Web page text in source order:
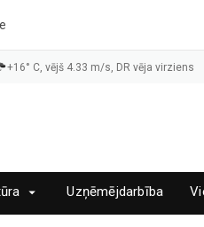
+16° C, vējš 4.33 m/s, DR vēja virziens
Uzņēmējdarbība